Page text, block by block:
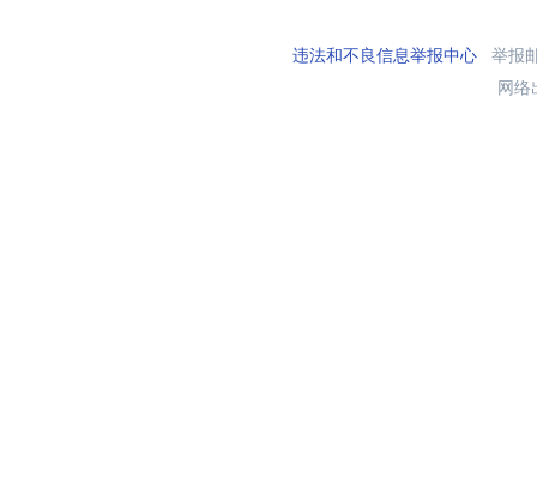
违法和不良信息举报中心举报
网